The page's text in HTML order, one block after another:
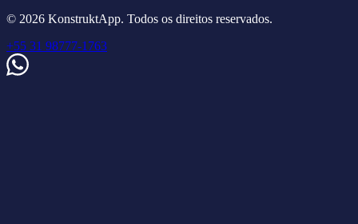
© 2026 KonstruktApp. Todos os direitos reservados.
+55 31 98777-1763